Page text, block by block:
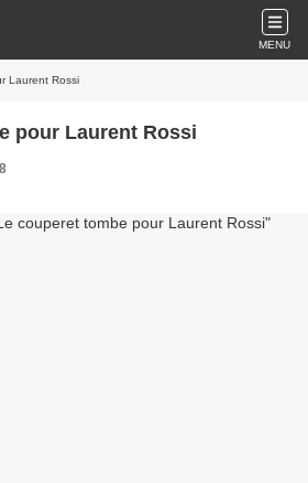
MENU
Laurent Rossi
pour Laurent Rossi